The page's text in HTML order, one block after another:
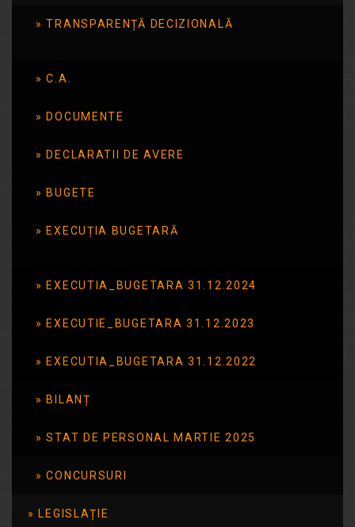
TRANSPARENȚĂ DECIZIONALĂ
C.A.
DOCUMENTE
DECLARATII DE AVERE
BUGETE
EXECUȚIA BUGETARĂ
EXECUTIA_BUGETARA 31.12.2024
EXECUTIE_BUGETARA 31.12.2023
EXECUTIA_BUGETARA 31.12.2022
BILANȚ
STAT DE PERSONAL MARTIE 2025
CONCURSURI
LEGISLAȚIE
Oferta
școlar 2026-2027
Oferta educationala 2026-2027
Citește mai mult
Oferta
școlar 2025-2026
Oferta educationala Anul școlar 2025-
Oferta